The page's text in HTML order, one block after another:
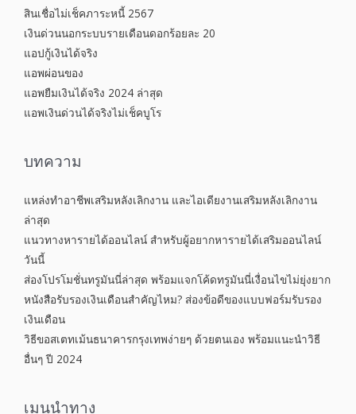
สินเชื่อไม่เช็คภาระหนี้ 2567
เงินด่วนนอกระบบรายเดือนดอกร้อยละ 20
แอปกู้เงินได้จริง
แอพผ่อนของ
แอพยืมเงินได้จริง 2024 ล่าสุด
แอพเงินด่วนได้จริงไม่เช็คบูโร
บทความ
แหล่งทำอาชีพเสริมหลังเลิกงาน และไอเดียงานเสริมหลังเลิกงาน
ล่าสุด
แนวทางหารายได้ออนไลน์ สำหรับผู้อยากหารายได้เสริมออนไลน์
วันนี้
ส่องโปรโมชั่นทรูมันนี่ล่าสุด พร้อมแจกโค้ดทรูมันนี่เงื่อนไขไม่ยุ่งยาก
หนังสือรับรองเงินเดือนสำคัญไหม? ส่องข้อดีของแบบฟอร์มรับรอง
เงินเดือน
วิธีขอสเตทเม้นธนาคารกรุงเทพง่ายๆ ด้วยตนเอง พร้อมแนะนำวิธี
อื่นๆ ปี 2024
เมนูนำทาง